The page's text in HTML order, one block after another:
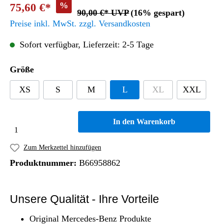
75,60 €* %
90,00 €* UVP(16% gespart)
Preise inkl. MwSt. zzgl. Versandkosten
Sofort verfügbar, Lieferzeit: 2-5 Tage
Größe
XS S M L XL XXL
In den Warenkorb
Zum Merkzettel hinzufügen
Produktnummer: B66958862
Unsere Qualität - Ihre Vorteile
Original Mercedes-Benz Produkte